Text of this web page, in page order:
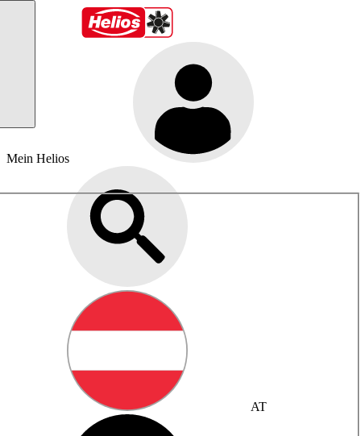
Mein Helios
AT